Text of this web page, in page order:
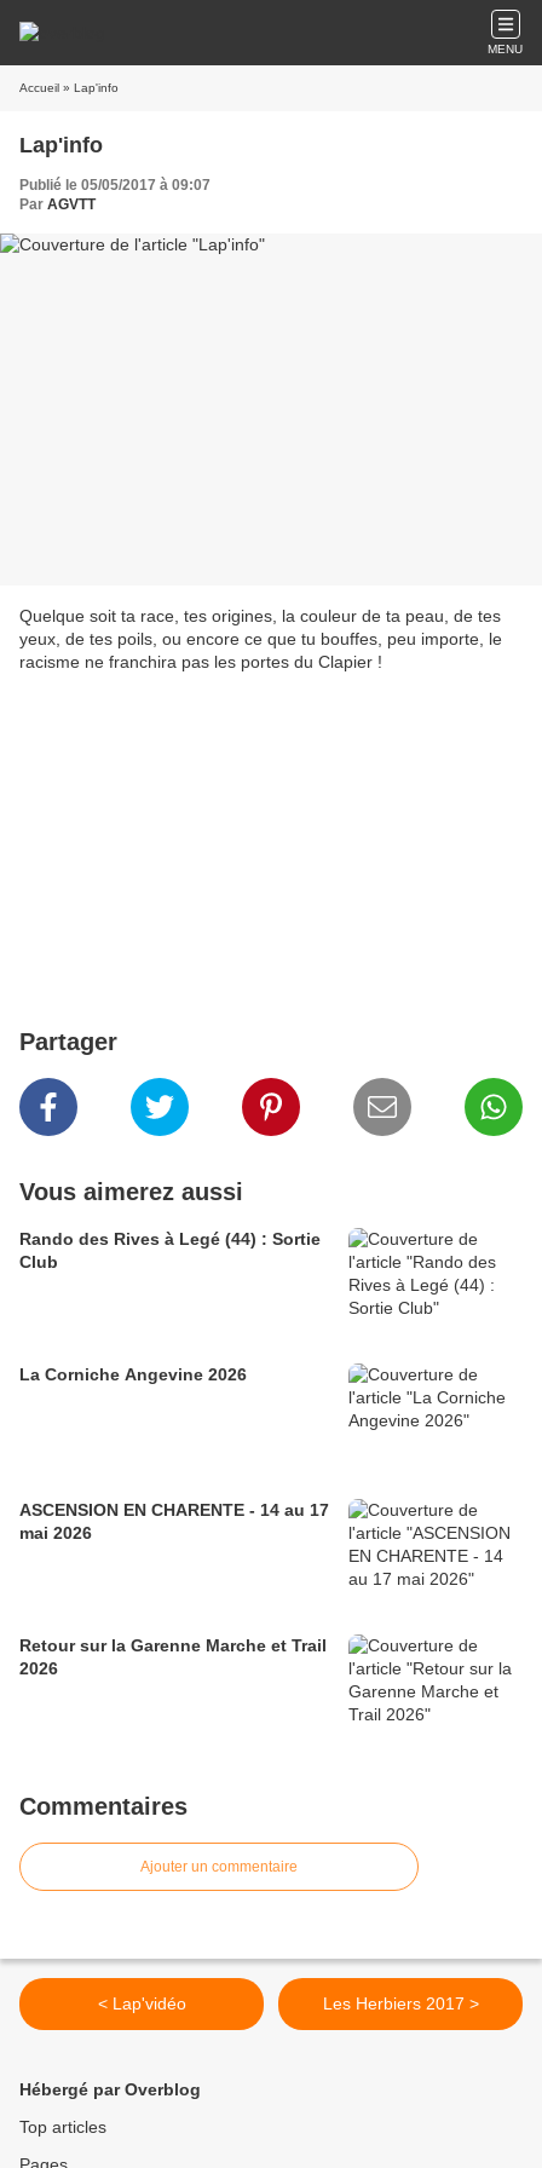
MENU
Accueil » Lap'info
Lap'info
Publié le 05/05/2017 à 09:07
Par AGVTT
Quelque soit ta race, tes origines, la couleur de ta peau, de tes
yeux, de tes poils, ou encore ce que tu bouffes, peu importe, le
racisme ne franchira pas les portes du Clapier !
Partager
Vous aimerez aussi
Rando des Rives à Legé (44) : Sortie
Club
La Corniche Angevine 2026
ASCENSION EN CHARENTE - 14 au 17
mai 2026
Retour sur la Garenne Marche et Trail
2026
Commentaires
Ajouter un commentaire
< Lap'vidéo Les Herbiers 2017 >
Hébergé par Overblog
Top articles